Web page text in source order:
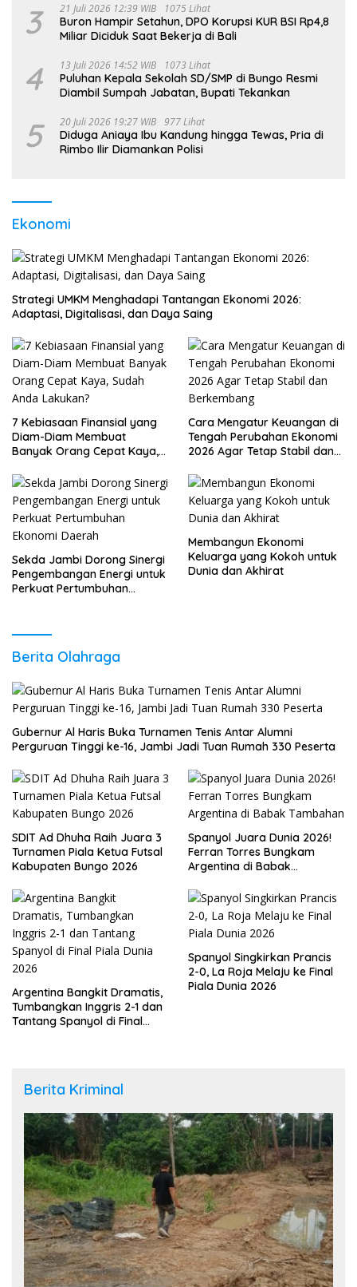
3 21 Juli 2026 12:39 WIB 1075 Lihat
Buron Hampir Setahun, DPO Korupsi KUR BSI Rp4,8
Miliar Diciduk Saat Bekerja di Bali
4 13 Juli 2026 14:52 WIB 1073 Lihat
Puluhan Kepala Sekolah SD/SMP di Bungo Resmi
Diambil Sumpah Jabatan, Bupati Tekankan
5 20 Juli 2026 19:27 WIB 977 Lihat
Diduga Aniaya Ibu Kandung hingga Tewas, Pria di
Rimbo Ilir Diamankan Polisi
Ekonomi
Strategi UMKM Menghadapi Tantangan Ekonomi 2026:
Adaptasi, Digitalisasi, dan Daya Saing
7 Kebiasaan Finansial yang
Diam-Diam Membuat
Banyak Orang Cepat Kaya,
Cara Mengatur Keuangan di
Tengah Perubahan Ekonomi
2026 Agar Tetap Stabil dan
Sekda Jambi Dorong Sinergi
Pengembangan Energi untuk
Perkuat Pertumbuhan
Membangun Ekonomi
Keluarga yang Kokoh untuk
Dunia dan Akhirat
Berita Olahraga
Gubernur Al Haris Buka Turnamen Tenis Antar Alumni
Perguruan Tinggi ke-16, Jambi Jadi Tuan Rumah 330 Peserta
SDIT Ad Dhuha Raih Juara 3
Turnamen Piala Ketua Futsal
Kabupaten Bungo 2026
Spanyol Juara Dunia 2026!
Ferran Torres Bungkam
Argentina di Babak
Argentina Bangkit Dramatis,
Tumbangkan Inggris 2-1 dan
Tantang Spanyol di Final
Spanyol Singkirkan Prancis
2-0, La Roja Melaju ke Final
Piala Dunia 2026
Berita Kriminal